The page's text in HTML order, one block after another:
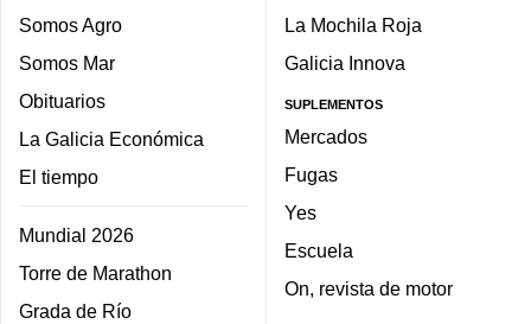
Somos Agro
Somos Mar
Obituarios
La Galicia Económica
El tiempo
Mundial 2026
Torre de Marathon
Grada de Río
La Mochila Roja
Galicia Innova
SUPLEMENTOS
Mercados
Fugas
Yes
Escuela
On, revista de motor